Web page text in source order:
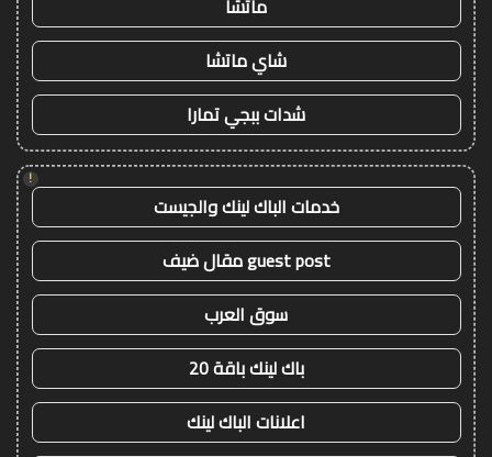
شاي ماتشا
شدات ببجي تمارا
!
خدمات الباك لينك والجيست
guest post مقال ضيف
سوق العرب
باك لينك باقة 20
اعلانات الباك لينك